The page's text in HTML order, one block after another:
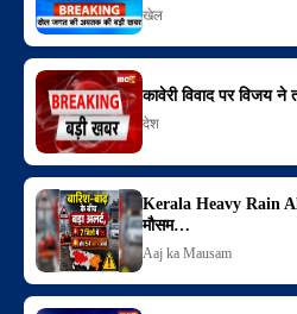
खेल
कावेरी विवाद पर विजय ने
देश
Kerala Heavy Rain
मौसम…
Aaj ka Mausam